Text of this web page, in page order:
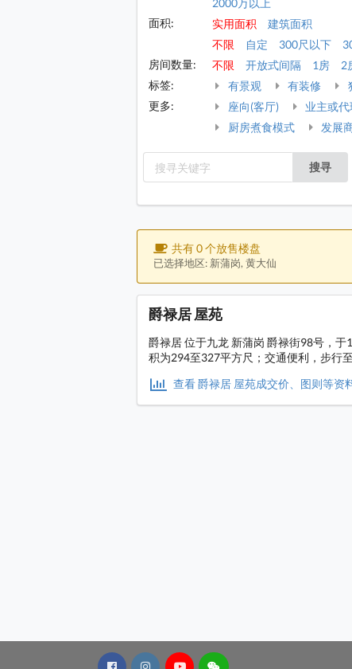
2000万以上
面积:
实用面积
建筑面积
不限
自定 300尺以下
房间数量:
不限 开放式间隔 1房 2
标签:
有景观 有装修
更多:
座向(客厅) 业主或代
厨房煮食模式
发展
搜寻
共有 0 个放售楼盘
已选择地区: 新蒲岗, 黄大仙
爵禄居 屋苑
爵禄居 位于九龙 新蒲岗 爵禄街98号，
积为294至327平方尺；交通便利，步行
查看 爵禄居 屋苑成交价、图则等资